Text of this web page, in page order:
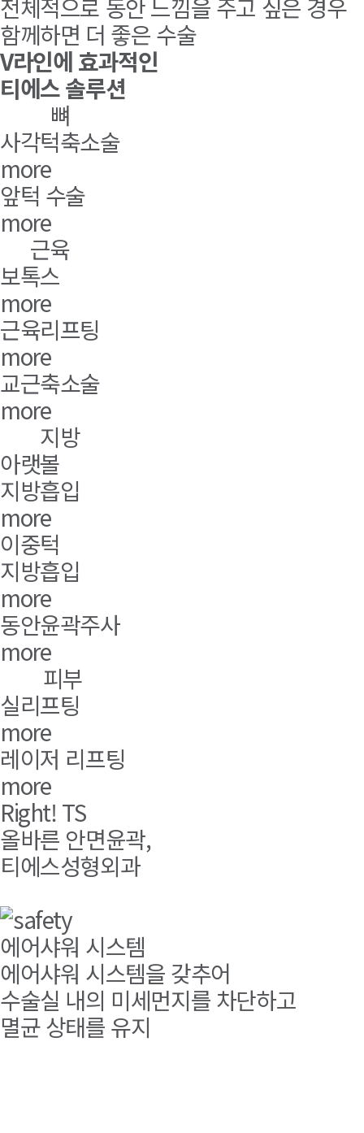
전체적으로 동안 느낌을 주고 싶은 경우
함께하면 더 좋은 수술
V라인에 효과적인
티에스 솔루션
뼈
사각턱축소술
more
앞턱 수술
more
근육
보톡스
more
근육리프팅
more
교근축소술
more
지방
아랫볼
지방흡입
more
이중턱
지방흡입
more
동안윤곽주사
more
피부
실리프팅
more
레이저 리프팅
more
Right! TS
올바른 안면윤곽,
티에스성형외과
에어샤워 시스템
에어샤워 시스템을 갖추어
수술실 내의 미세먼지를 차단하고
멸균 상태를 유지